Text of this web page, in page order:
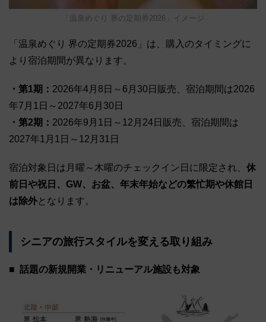
「温泉めぐり 界の定期券2026」イメージ
「温泉めぐり 界の定期券2026」は、購入のタイミングに
より宿泊期間が異なります。
・第1期： 2026年4月8日～6月30日販売、宿泊期間は2026
年7月1日～2027年6月30日
・第2期： 2026年9月1日～12月24日販売、宿泊期間は
2027年1月1日～12月31日
宿泊対象日は月曜～木曜のチェックイン日に限定され、 休
前日や祝日、GW、お盆、年末年始などの繁忙期や休館日
は除外となります。
シニアの旅行スタイルを変える取り組み
話題の新規開業・リニューアル施設も対象